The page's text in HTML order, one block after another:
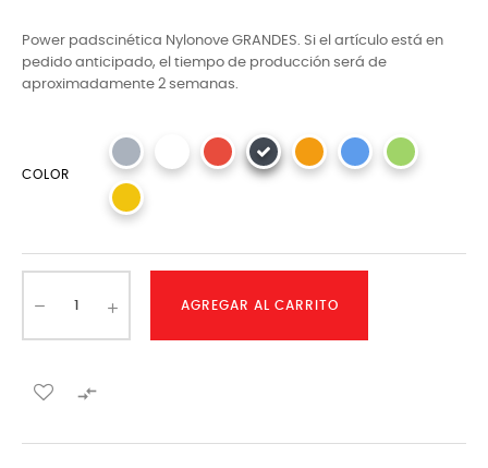
Power padscinética Nylonove GRANDES. Si el artículo está en
pedido anticipado, el tiempo de producción será de
aproximadamente 2 semanas.
COLOR
AGREGAR AL CARRITO
